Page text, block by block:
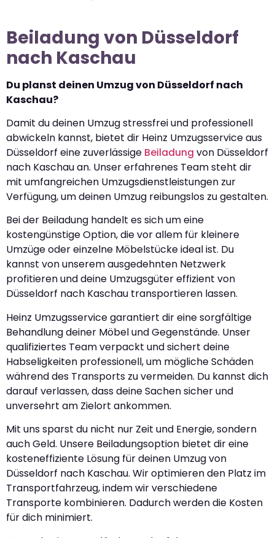
Beiladung von Düsseldorf
nach Kaschau
Du planst deinen Umzug von Düsseldorf nach
Kaschau?
Damit du deinen Umzug stressfrei und professionell
abwickeln kannst, bietet dir Heinz Umzugsservice aus
Düsseldorf eine zuverlässige Beiladung von Düsseldorf
nach Kaschau an. Unser erfahrenes Team steht dir
mit umfangreichen Umzugsdienstleistungen zur
Verfügung, um deinen Umzug reibungslos zu gestalten.
Bei der Beiladung handelt es sich um eine
kostengünstige Option, die vor allem für kleinere
Umzüge oder einzelne Möbelstücke ideal ist. Du
kannst von unserem ausgedehnten Netzwerk
profitieren und deine Umzugsgüter effizient von
Düsseldorf nach Kaschau transportieren lassen.
Heinz Umzugsservice garantiert dir eine sorgfältige
Behandlung deiner Möbel und Gegenstände. Unser
qualifiziertes Team verpackt und sichert deine
Habseligkeiten professionell, um mögliche Schäden
während des Transports zu vermeiden. Du kannst dich
darauf verlassen, dass deine Sachen sicher und
unversehrt am Zielort ankommen.
Mit uns sparst du nicht nur Zeit und Energie, sondern
auch Geld. Unsere Beiladungsoption bietet dir eine
kosteneffiziente Lösung für deinen Umzug von
Düsseldorf nach Kaschau. Wir optimieren den Platz im
Transportfahrzeug, indem wir verschiedene
Transporte kombinieren. Dadurch werden die Kosten
für dich minimiert.